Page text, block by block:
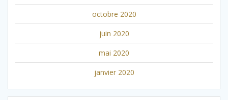
octobre 2020
juin 2020
mai 2020
janvier 2020